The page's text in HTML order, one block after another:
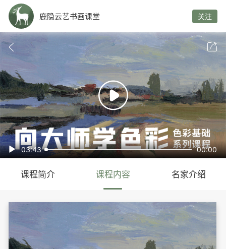
鹿隐云艺书画课堂 关注

 03:43 00:00
 
课程简介 课程内容 名家介绍